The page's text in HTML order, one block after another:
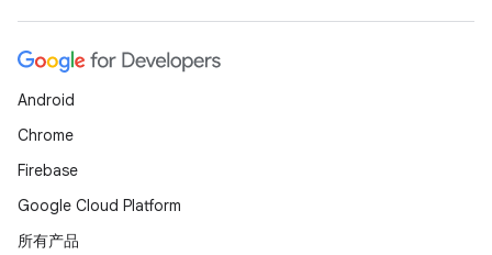
Android
Chrome
Firebase
Google Cloud Platform
所有产品